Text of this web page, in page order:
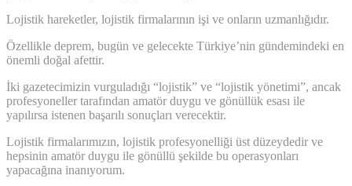
Lojistik hareketler, lojistik firmalarının işi ve onların uzmanlığıdır.
Özellikle deprem, bugün ve gelecekte Türkiye’nin gündemindeki en
önemli doğal afettir.
İki gazetecimizin vurguladığı “lojistik” ve “lojistik yönetimi”, ancak
profesyoneller tarafından amatör duygu ve gönüllük esası ile
yapılırsa istenen başarılı sonuçları verecektir.
Lojistik firmalarımızın, lojistik profesyonelliği üst düzeydedir ve
hepsinin amatör duygu ile gönüllü şekilde bu operasyonları
yapacağına inanıyorum.